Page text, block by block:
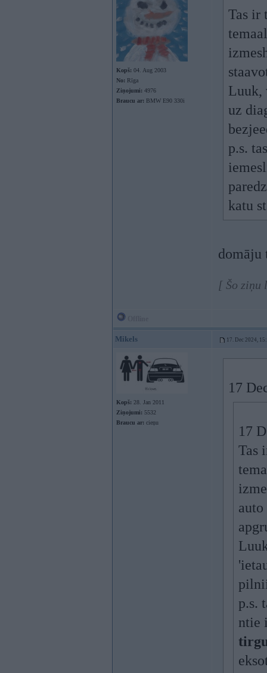
Kopš: 04. Aug 2003
No: Rīga
Ziņojumi: 4976
Braucu ar: BMW E90 330i
Tas ir
Luuk,
uz
p.s.
katu
domāju
[ Šo ziņu
Mikels 17. Dec 2024,
Kopš: 28. Jan 2011
Ziņojumi: 5532
Braucu ar: cieņu
17
17
Tas
auto
p.s.
ntie